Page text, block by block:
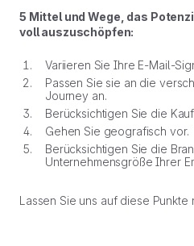
5 Mittel und Wege, das
voll auszuschöpfen:
Variieren Sie Ihre E-Mail-
Passen Sie sie an die
Journey an.
Berücksichtigen Sie die
Gehen Sie geografisch vor.
Berücksichtigen Sie die
Unternehmensgröße Ihrer
Lassen Sie uns auf diese